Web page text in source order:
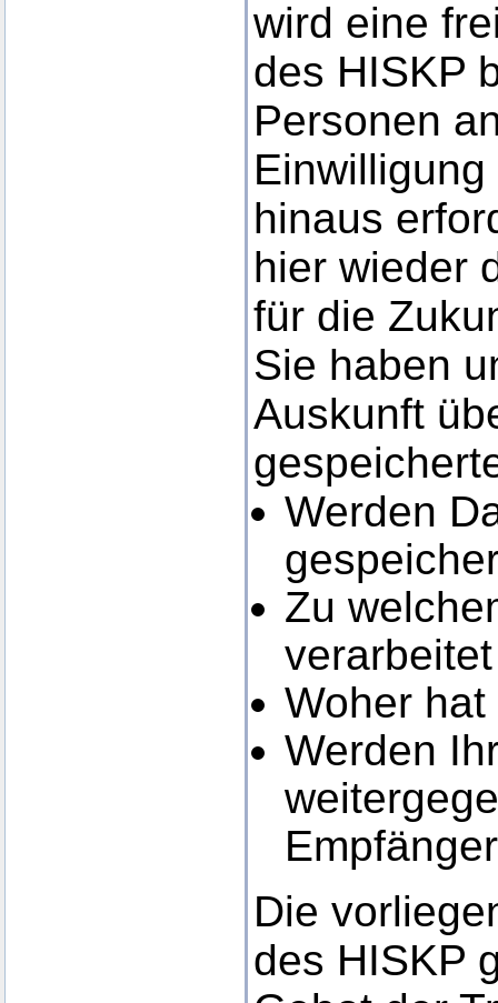
wird eine
des HISKP
Personen
hinaus
hier wieder
für die
Sie haben
Auskunft
Werden
Zu
Woher
Werden
Die
des HISKP